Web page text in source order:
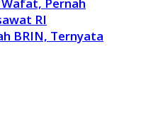
RI
BRIN, Ternyata